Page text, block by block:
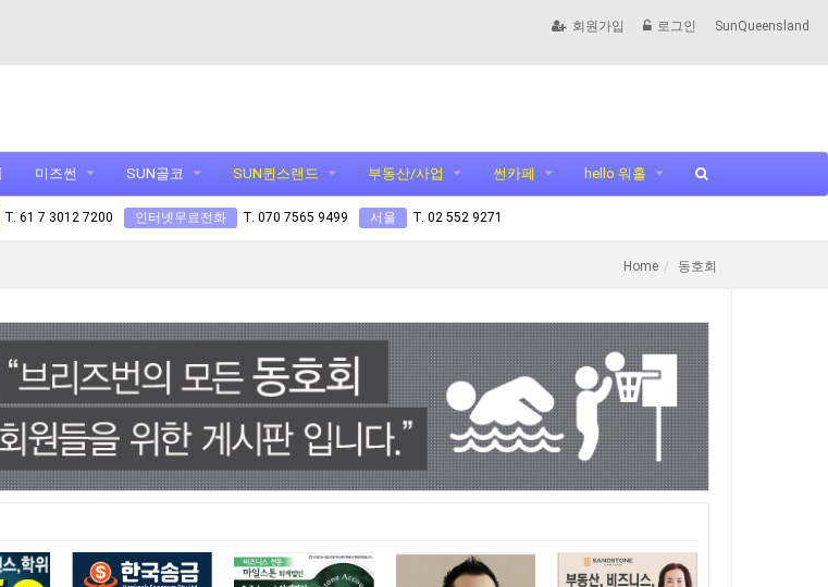
회원가입 로그인 SunQueensland
미즈썬 SUN골코 SUN퀸스랜드 부동산/사업 썬카페 hello 워홀
T. 61 7 3012 7200 인터넷무료전화 T. 070 7565 9499 서울 T. 02 552 9271
Home 동호회